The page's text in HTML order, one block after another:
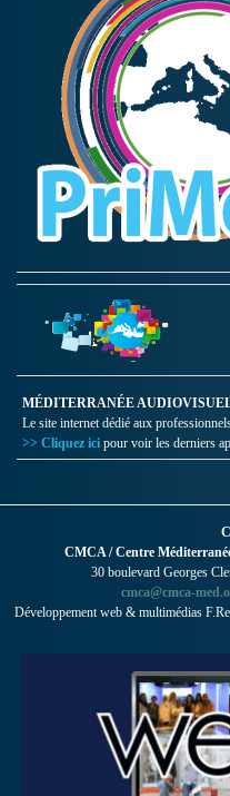
MÉDITERRANÉE
Le site internet dédié aux
>> Cliquez ici pour voir les derniers
CMCA / Centre
30 boulevard Georges
cmca@cmca-
Développement web & multimédias